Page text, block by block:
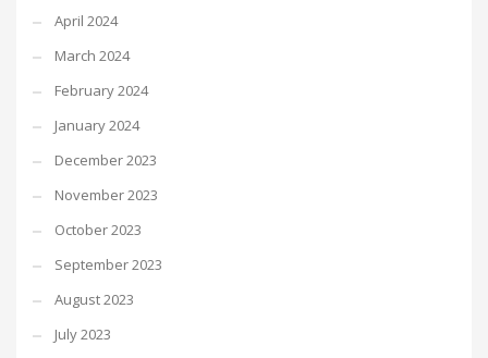
April 2024
March 2024
February 2024
January 2024
December 2023
November 2023
October 2023
September 2023
August 2023
July 2023